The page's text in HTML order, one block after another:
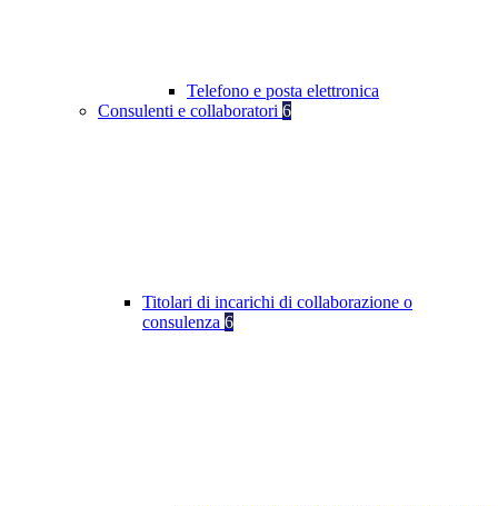
Telefono e posta elettronica
Consulenti e collaboratori 6
Titolari di incarichi di collaborazione o
consulenza 6